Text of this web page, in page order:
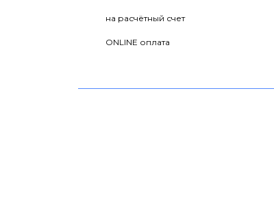
на расчётный счет
ONLINE оплата